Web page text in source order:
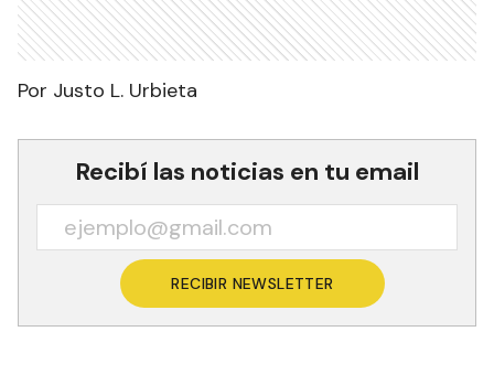
Por Justo L. Urbieta
Recibí las noticias en tu email
RECIBIR NEWSLETTER